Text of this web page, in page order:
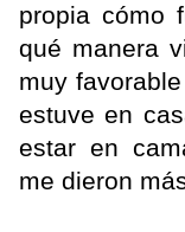
propia cómo
qué manera
muy
estuve en
estar en
me dieron